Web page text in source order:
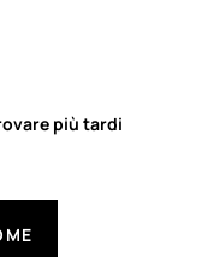
più tardi